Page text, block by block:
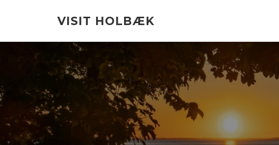
VISIT HOLBÆK